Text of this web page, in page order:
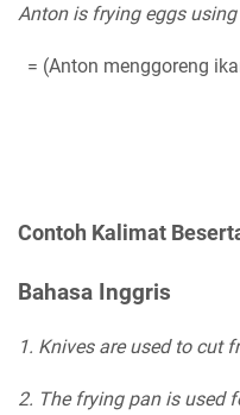
Anton is frying eggs
= (Anton menggoreng
Contoh Kalimat
Bahasa Inggris
1. Knives are used to cut
2. The frying pan is used